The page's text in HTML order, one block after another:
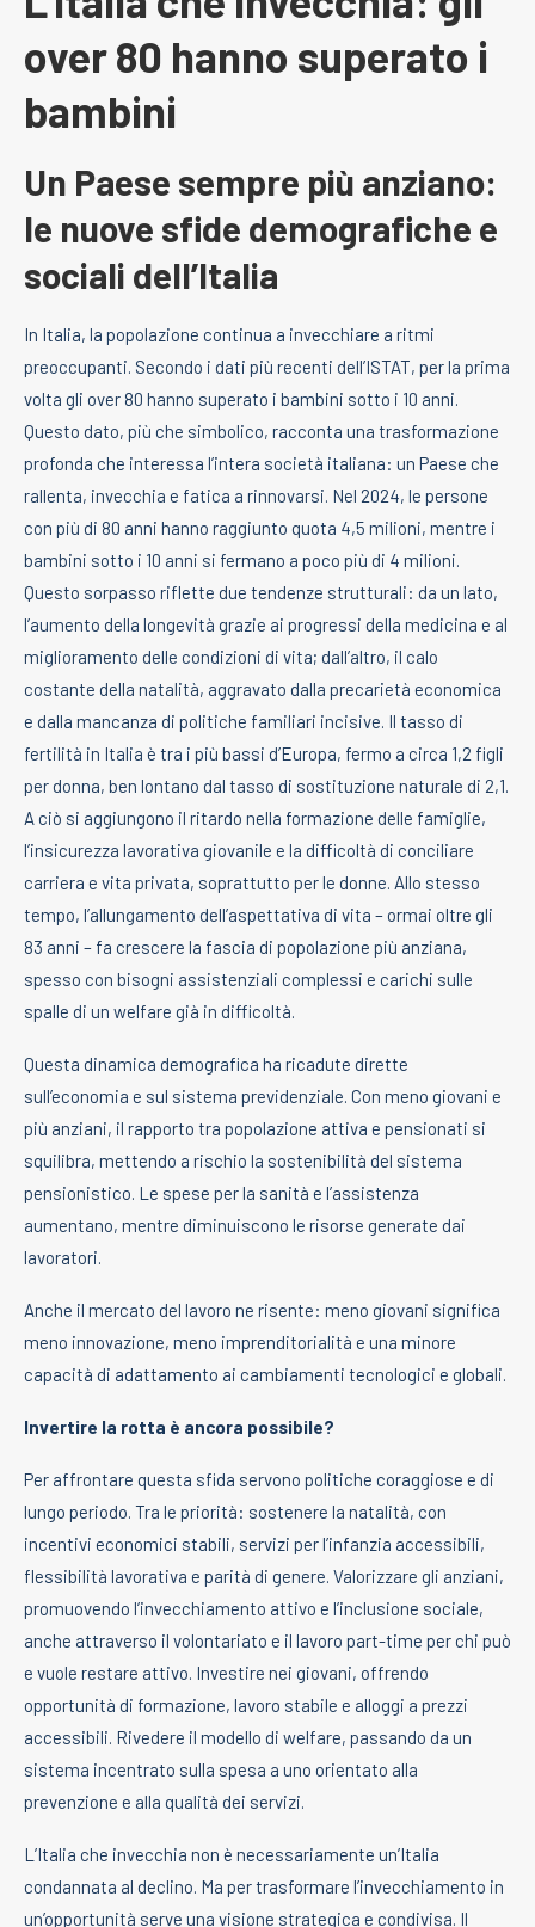
over 80 hanno superato i
bambini
Un Paese sempre più anziano:
le nuove sfide demografiche e
sociali dell’Italia
In Italia, la popolazione continua a invecchiare a ritmi
preoccupanti. Secondo i dati più recenti dell’ISTAT, per la prima
volta gli over 80 hanno superato i bambini sotto i 10 anni.
Questo dato, più che simbolico, racconta una trasformazione
profonda che interessa l’intera società italiana: un Paese che
rallenta, invecchia e fatica a rinnovarsi. Nel 2024, le persone
con più di 80 anni hanno raggiunto quota 4,5 milioni, mentre i
bambini sotto i 10 anni si fermano a poco più di 4 milioni.
Questo sorpasso riflette due tendenze strutturali: da un lato,
l’aumento della longevità grazie ai progressi della medicina e al
miglioramento delle condizioni di vita; dall’altro, il calo
costante della natalità, aggravato dalla precarietà economica
e dalla mancanza di politiche familiari incisive. Il tasso di
fertilità in Italia è tra i più bassi d’Europa, fermo a circa 1,2 figli
per donna, ben lontano dal tasso di sostituzione naturale di 2,1.
A ciò si aggiungono il ritardo nella formazione delle famiglie,
l’insicurezza lavorativa giovanile e la difficoltà di conciliare
carriera e vita privata, soprattutto per le donne. Allo stesso
tempo, l’allungamento dell’aspettativa di vita – ormai oltre gli
83 anni – fa crescere la fascia di popolazione più anziana,
spesso con bisogni assistenziali complessi e carichi sulle
spalle di un welfare già in difficoltà.
Questa dinamica demografica ha ricadute dirette
sull’economia e sul sistema previdenziale. Con meno giovani e
più anziani, il rapporto tra popolazione attiva e pensionati si
squilibra, mettendo a rischio la sostenibilità del sistema
pensionistico. Le spese per la sanità e l’assistenza
aumentano, mentre diminuiscono le risorse generate dai
lavoratori.
Anche il mercato del lavoro ne risente: meno giovani significa
meno innovazione, meno imprenditorialità e una minore
capacità di adattamento ai cambiamenti tecnologici e globali.
Invertire la rotta è ancora possibile?
Per affrontare questa sfida servono politiche coraggiose e di
lungo periodo. Tra le priorità: sostenere la natalità, con
incentivi economici stabili, servizi per l’infanzia accessibili,
flessibilità lavorativa e parità di genere. Valorizzare gli anziani,
promuovendo l’invecchiamento attivo e l’inclusione sociale,
anche attraverso il volontariato e il lavoro part-time per chi può
e vuole restare attivo. Investire nei giovani, offrendo
opportunità di formazione, lavoro stabile e alloggi a prezzi
accessibili. Rivedere il modello di welfare, passando da un
sistema incentrato sulla spesa a uno orientato alla
prevenzione e alla qualità dei servizi.
L’Italia che invecchia non è necessariamente un’Italia
condannata al declino. Ma per trasformare l’invecchiamento in
un’opportunità serve una visione strategica e condivisa. Il